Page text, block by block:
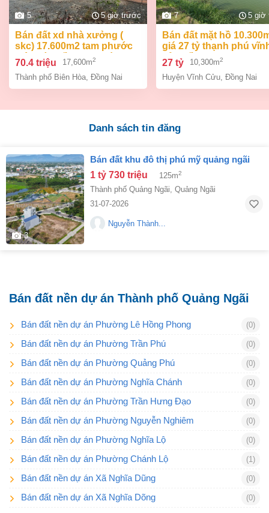
5 5 giờ trước
bán đất xd nhà xưởng (
skc) 17.600m2 tam phước
biên hòa đồng nai giá 70,4
tỷ
70.4 triệu 17,600m2
Thành phố Biên Hòa Đồng Nai
7 5 giờ
bán đất mặt hồ 10.300m2
giá 27 tỷ thạnh phú
cửu đồng nai.
27 tỷ 10,300m2
Huyện Vĩnh Cửu Đồng Nai
Danh sách tin đăng
3
bán đất khu đô thị phú mỹ quảng ngãi
1 tỷ 730 triệu 125m2
Thành phố Quảng Ngãi Quảng Ngãi
31-07-2026
Nguyễn Thành...
Bán đất nền dự án Thành phố Quảng Ngãi
Bán đất nền dự án Phường Lê Hồng Phong (0)
Bán đất nền dự án Phường Trần Phú (0)
Bán đất nền dự án Phường Quảng Phú (0)
Bán đất nền dự án Phường Nghĩa Chánh (0)
Bán đất nền dự án Phường Trần Hưng Đạo (0)
Bán đất nền dự án Phường Nguyễn Nghiêm (0)
Bán đất nền dự án Phường Nghĩa Lộ (0)
Bán đất nền dự án Phường Chánh Lộ (1)
Bán đất nền dự án Xã Nghĩa Dũng (0)
Bán đất nền dự án Xã Nghĩa Dõng (0)